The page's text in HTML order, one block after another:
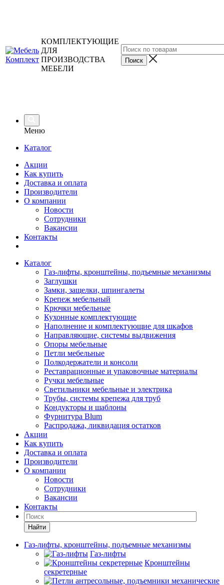
КОМПЛЕКТУЮЩИЕ
ДЛЯ
ПРОИЗВОДСТВА
МЕБЕЛИ
Меню
Каталог
Акции
Как купить
Доставка и оплата
Производители
О компании
Новости
Сотрудники
Вакансии
Контакты
Каталог
Газ-лифты, кронштейны, подъемные механизмы
Заглушки
Замки, защелки, шпингалеты
Крепеж мебельный
Крючки мебельные
Кухонные комплектующие
Наполнение и комплектующие для шкафов
Направляющие, системы выдвижения
Опоры мебельные
Петли мебельные
Полкодержатели и консоли
Реставрационные и упаковочные материалы
Ручки мебельные
Светильники мебельные и электрика
Трубы, системы крепежа для труб
Кондукторы и шаблоны
Фурнитура Blum
Распродажа, ликвидация остатков
Акции
Как купить
Доставка и оплата
Производители
О компании
Новости
Сотрудники
Вакансии
Контакты
Найти
Газ-лифты, кронштейны, подъемные механизмы
Газ-лифты
Кронштейны
секретерные